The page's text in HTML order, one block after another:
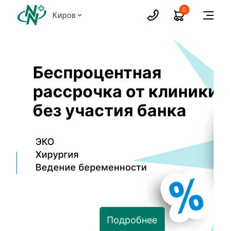
Киров
0
Беспроцентная
рассрочка от клиники
без участия банка
ЭКО
Хирургия
Ведение беременности
Подробнее